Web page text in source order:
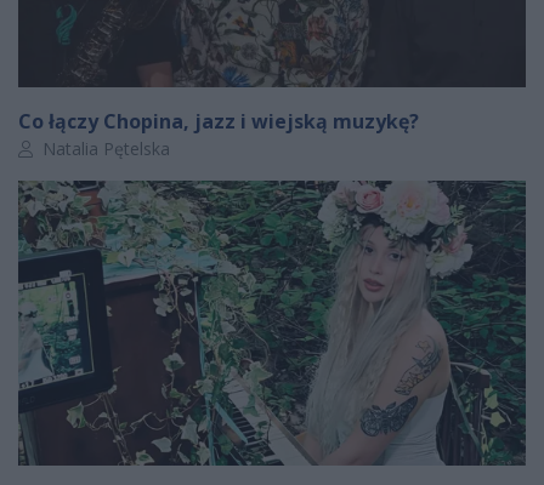
Co łączy Chopina, jazz i wiejską muzykę?
Autor artykułu:
Natalia Pętelska